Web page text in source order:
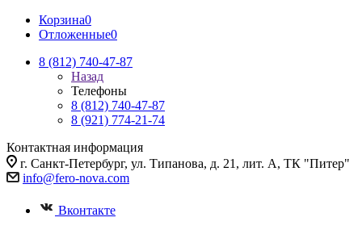
Корзина0
Отложенные0
8 (812) 740-47-87
Назад
Телефоны
8 (812) 740-47-87
8 (921) 774-21-74
Контактная информация
г. Санкт-Петербург, ул. Типанова, д. 21, лит. А, ТК "Питер"
info@fero-nova.com
Вконтакте